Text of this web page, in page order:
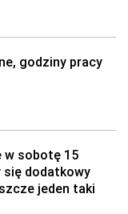
godziny pracy
w sobotę 15
się dodatkowy
jeden taki